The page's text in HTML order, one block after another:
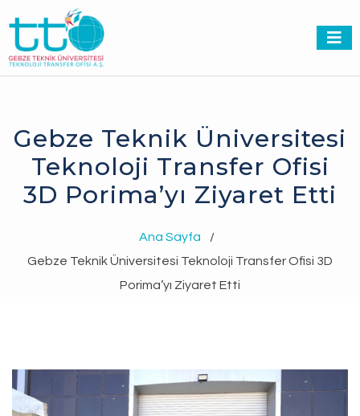
Gebze Teknik Üniversitesi
Teknoloji Transfer Ofisi
3D Porima’yı Ziyaret Etti
Ana Sayfa
/
Gebze Teknik Üniversitesi Teknoloji Transfer Ofisi 3D
Porima’yı Ziyaret Etti